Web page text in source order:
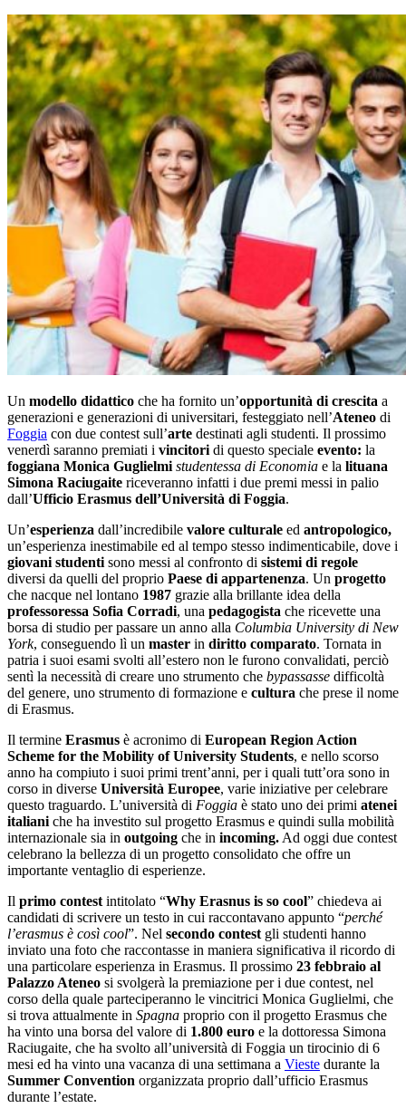
Un modello didattico che ha fornito un’opportunità di crescita a
generazioni e generazioni di universitari, festeggiato nell’Ateneo di
Foggia con due contest sull’arte destinati agli studenti. Il prossimo
venerdì saranno premiati i vincitori di questo speciale evento: la
foggiana Monica Guglielmi studentessa di Economia e la lituana
Simona Raciugaite riceveranno infatti i due premi messi in palio
dall’Ufficio Erasmus dell’Università di Foggia.
Un’esperienza dall’incredibile valore culturale ed antropologico,
un’esperienza inestimabile ed al tempo stesso indimenticabile, dove i
giovani studenti sono messi al confronto di sistemi di regole
diversi da quelli del proprio Paese di appartenenza. Un progetto
che nacque nel lontano 1987 grazie alla brillante idea della
professoressa Sofia Corradi, una pedagogista che ricevette una
borsa di studio per passare un anno alla Columbia University di New
York, conseguendo lì un master in diritto comparato. Tornata in
patria i suoi esami svolti all’estero non le furono convalidati, perciò
sentì la necessità di creare uno strumento che bypassasse difficoltà
del genere, uno strumento di formazione e cultura che prese il nome
di Erasmus.
Il termine Erasmus è acronimo di European Region Action
Scheme for the Mobility of University Students, e nello scorso
anno ha compiuto i suoi primi trent’anni, per i quali tutt’ora sono in
corso in diverse Università Europee, varie iniziative per celebrare
questo traguardo. L’università di Foggia è stato uno dei primi atenei
italiani che ha investito sul progetto Erasmus e quindi sulla mobilità
internazionale sia in outgoing che in incoming. Ad oggi due contest
celebrano la bellezza di un progetto consolidato che offre un
importante ventaglio di esperienze.
Il primo contest intitolato “Why Erasnus is so cool” chiedeva ai
candidati di scrivere un testo in cui raccontavano appunto “perché
l’erasmus è così cool”. Nel secondo contest gli studenti hanno
inviato una foto che raccontasse in maniera significativa il ricordo di
una particolare esperienza in Erasmus. Il prossimo 23 febbraio al
Palazzo Ateneo si svolgerà la premiazione per i due contest, nel
corso della quale parteciperanno le vincitrici Monica Guglielmi, che
si trova attualmente in Spagna proprio con il progetto Erasmus che
ha vinto una borsa del valore di 1.800 euro e la dottoressa Simona
Raciugaite, che ha svolto all’università di Foggia un tirocinio di 6
mesi ed ha vinto una vacanza di una settimana a Vieste durante la
Summer Convention organizzata proprio dall’ufficio Erasmus
durante l’estate.